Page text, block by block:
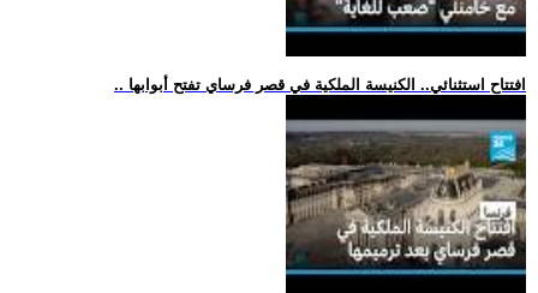
.. افتتاح استثنائي.. الكنيسة الملكية في قصر فرساي تفتح أبوابها